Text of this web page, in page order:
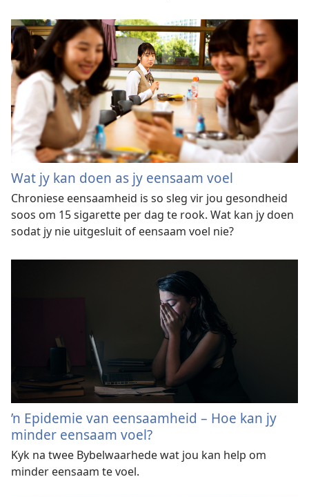
Wat jy kan doen as jy eensaam voel
Chroniese eensaamheid is so sleg vir jou gesondheid
soos om 15 sigarette per dag te rook. Wat kan jy doen
sodat jy nie uitgesluit of eensaam voel nie?
’n Epidemie van eensaamheid – Hoe kan jy
minder eensaam voel?
Kyk na twee Bybelwaarhede wat jou kan help om
minder eensaam te voel.